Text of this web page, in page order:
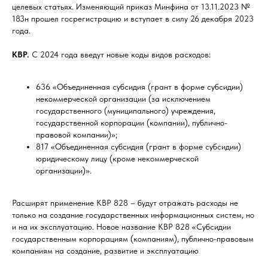
целевых статьях. Изменяющий приказ Минфина от 13.11.2023 №
183н прошел госрегистрацию и вступает в силу 26 декабря 2023
года.
КВР. С 2024 года введут новые коды видов расходов:
636 «Объединенная субсидия (грант в форме субсидии)
некоммерческой организации (за исключением
государственного (муниципального) учреждения,
государственной корпорации (компании), публично-
правовой компании)»;
817 «Объединенная субсидия (грант в форме субсидии)
юридическому лицу (кроме некоммерческой
организации)».
Расширят применение КВР 828 – будут отражать расходы не
только на создание государственных информационных систем, но
и на их эксплуатацию. Новое название КВР 828 «Субсидии
государственным корпорациям (компаниям), публично-правовым
компаниям на создание, развитие и эксплуатацию